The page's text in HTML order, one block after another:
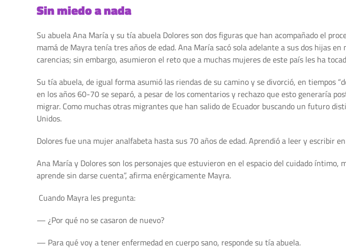
Sin miedo a nada
Su abuela Ana María y su tía abuela Dolores son dos figuras que han acompañado el
mamá de Mayra tenía tres años de edad. Ana María sacó sola adelante a sus dos hijas
carencias; sin embargo, asumieron el reto que a muchas mujeres de este país les ha
Su tía abuela, de igual forma asumió las riendas de su camino y se divorció, en tiempos
en los años 60-70 se separó, a pesar de los comentarios y rechazo que esto generaría
migrar. Como muchas otras migrantes que han salido de Ecuador buscando un futuro
Unidos.
Dolores fue una mujer analfabeta hasta sus 70 años de edad. Aprendió a leer y escribir
Ana María y Dolores son los personajes que estuvieron en el espacio del cuidado
aprende sin darse cuenta”, afirma enérgicamente Mayra.
Cuando Mayra les pregunta:
— ¿Por qué no se casaron de nuevo?
— Para qué voy a tener enfermedad en cuerpo sano, responde su tía abuela.